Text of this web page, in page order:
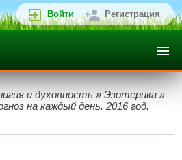
Войти Регистрация
и духовность » Эзотерика »
на каждый день. 2016 год.